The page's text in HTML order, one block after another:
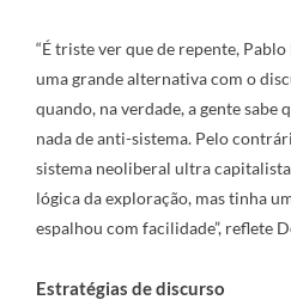
“É triste ver que de repente,
uma grande alternativa com o
quando, na verdade, a gente sabe
nada de anti-sistema. Pelo
sistema neoliberal ultra
lógica da exploração, mas tinha
espalhou com facilidade”, reflete
Estratégias de discurso